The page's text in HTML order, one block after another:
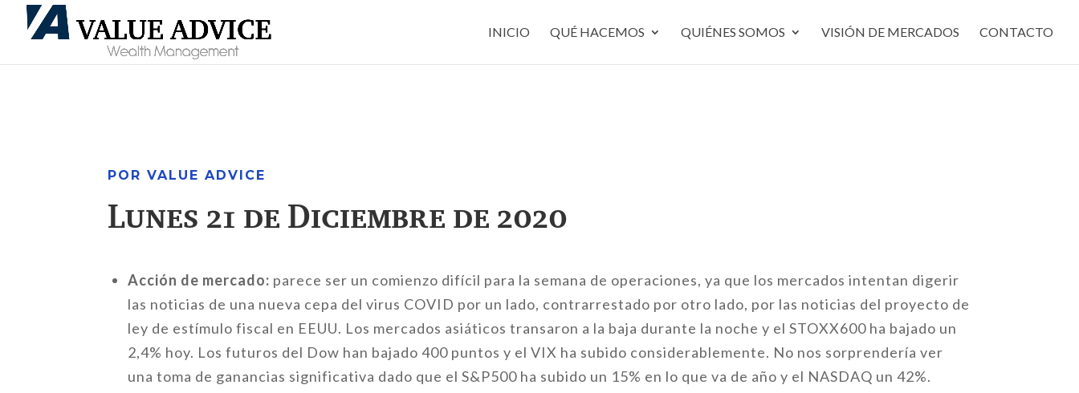
INICIO QUÉ HACEMOS QUIÉNES SOMOS VISIÓN DE MERCADOS CONTACTO
POR VALUE ADVICE
Lunes 21 de Diciembre de 2020
Acción de mercado: parece ser un comienzo difícil para la semana de operaciones, ya que los mercados intentan digerir
las noticias de una nueva cepa del virus COVID por un lado, contrarrestado por otro lado, por las noticias del proyecto de
ley de estímulo fiscal en EEUU. Los mercados asiáticos transaron a la baja durante la noche y el STOXX600 ha bajado un
2,4% hoy. Los futuros del Dow han bajado 400 puntos y el VIX ha subido considerablemente. No nos sorprendería ver
una toma de ganancias significativa dado que el S&P500 ha subido un 15% en lo que va de año y el NASDAQ un 42%.